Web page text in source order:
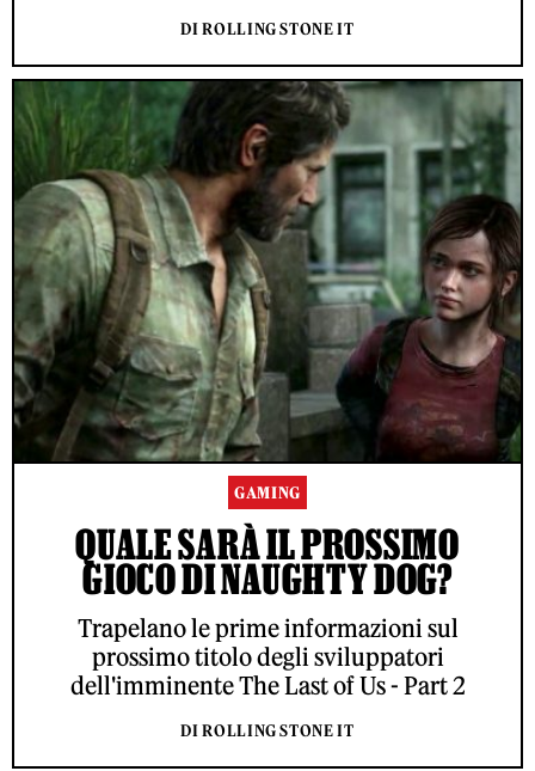
DI ROLLING STONE IT
GAMING
QUALE SARÀ IL PROSSIMO
GIOCO DI NAUGHTY DOG?
Trapelano le prime informazioni sul
prossimo titolo degli sviluppatori
dell'imminente The Last of Us - Part 2
DI ROLLING STONE IT